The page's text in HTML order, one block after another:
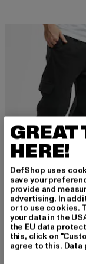
URBAN
Cargo
37,99 EUR
Derzeitiger Preis:
GREAT
HERE!
DefShop uses
save your
provide and
advertising. In
or to use cookies.
your data in the
the EU data
this, click on
agree to this.